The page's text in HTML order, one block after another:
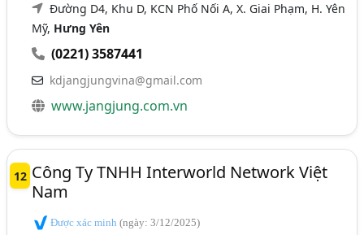
Đường D4, Khu D, KCN Phố Nối A, X. Giai Phạm, H. Yên
Mỹ, Hưng Yên
(0221) 3587441
kdjangjungvina@gmail.com
www.jangjung.com.vn
12 Công Ty TNHH Interworld Network Việt
Nam
Được xác minh(ngày: 3/12/2025)